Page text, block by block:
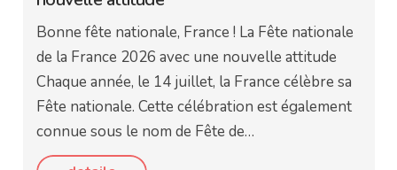
Bonne fête nationale, France ! La Fête nationale
de la France 2026 avec une nouvelle attitude
Chaque année, le 14 juillet, la France célèbre sa
Fête nationale. Cette célébration est également
connue sous le nom de Fête de…